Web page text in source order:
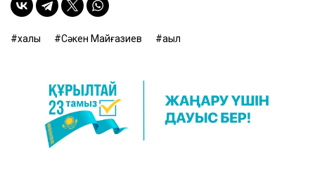
халық Сәкен Майғазиев ақыл